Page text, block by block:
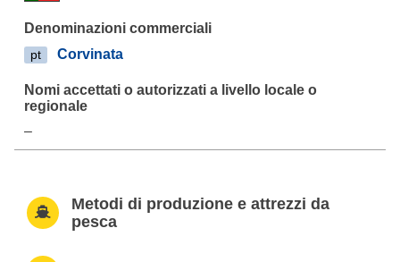
pt Corvinata
–
Metodi di produzione e attrezzi da
pesca